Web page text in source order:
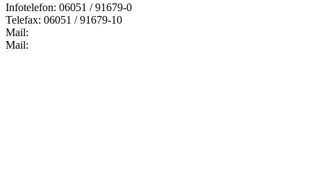
Infotelefon: 06051 / 91679-0
Telefax: 06051 / 91679-10
Mail:
Mail: